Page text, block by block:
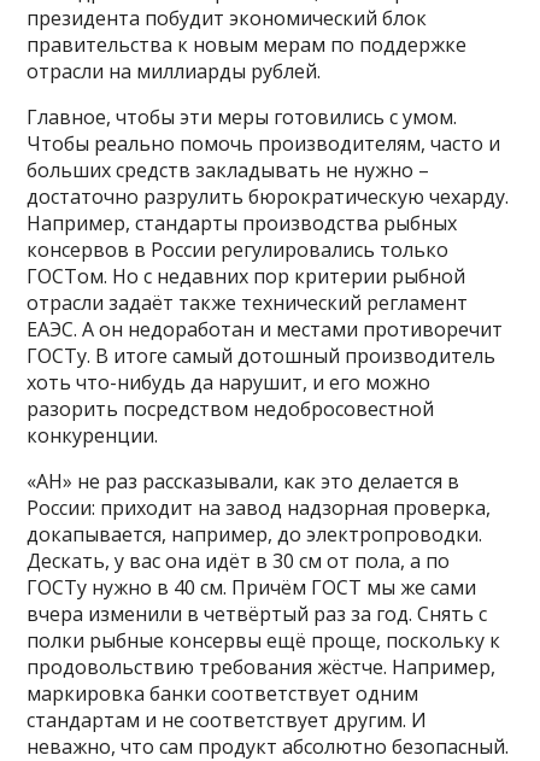
президента побудит экономический блок
правительства к новым мерам по поддержке
отрасли на миллиарды рублей.
Главное, чтобы эти меры готовились с умом.
Чтобы реально помочь производителям, часто и
больших средств закладывать не нужно –
достаточно разрулить бюрократическую чехарду.
Например, стандарты производства рыбных
консервов в России регулировались только
ГОСТом. Но с недавних пор критерии рыбной
отрасли задаёт также технический регламент
ЕАЭС. А он недоработан и местами противоречит
ГОСТу. В итоге самый дотошный производитель
хоть что-нибудь да нарушит, и его можно
разорить посредством недобросовестной
конкуренции.
«АН» не раз рассказывали, как это делается в
России: приходит на завод надзорная проверка,
докапывается, например, до электропроводки.
Дескать, у вас она идёт в 30 см от пола, а по
ГОСТу нужно в 40 см. Причём ГОСТ мы же сами
вчера изменили в четвёртый раз за год. Снять с
полки рыбные консервы ещё проще, поскольку к
продовольствию требования жёстче. Например,
маркировка банки соответствует одним
стандартам и не соответствует другим. И
неважно, что сам продукт абсолютно безопасный.